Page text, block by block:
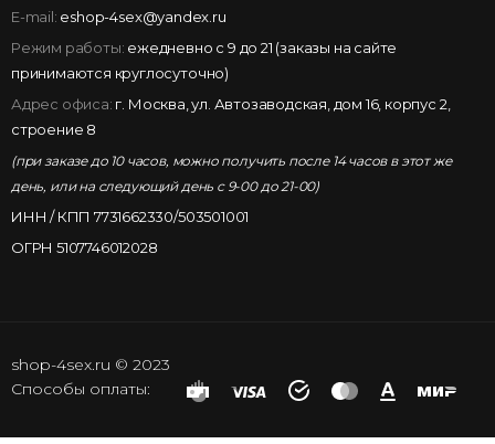
E-mail: eshop-4sex@yandex.ru
Режим работы: ежедневно с 9 до 21 (заказы на сайте
принимаются круглосуточно)
Адрес офиса: г. Москва, ул. Автозаводская, дом 16, корпус 2,
строение 8
(при заказе до 10 часов, можно получить после 14 часов в этот же
день, или на следующий день с 9-00 до 21-00)
ИНН / КПП 7731662330/503501001
ОГРН 5107746012028
shop-4sex.ru © 2023
Способы оплаты: